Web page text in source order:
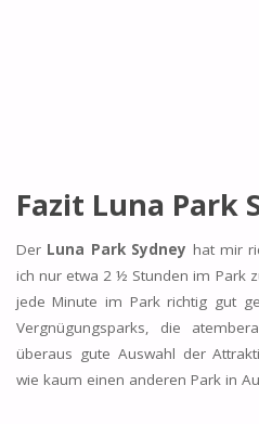
Fazit Luna Park
Der Luna Park Sydney hat mir
ich nur etwa 2 ½ Stunden im Park
jede Minute im Park richtig gut
Vergnügungsparks, die
überaus gute Auswahl der
wie kaum einen anderen Park in